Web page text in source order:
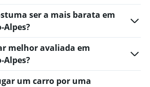
ser a mais barata em
Alpes?
melhor avaliada em
Alpes?
um carro por uma